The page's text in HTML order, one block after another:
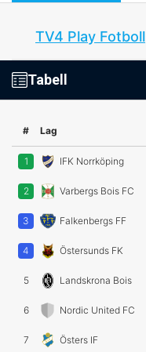
TV4 Play Fotboll
Tabell
# Lag
1 IFK Norrköping
2 Varbergs Bois FC
3 Falkenbergs FF
4 Östersunds FK
5 Landskrona Bois
6 Nordic United FC
7 Östers IF